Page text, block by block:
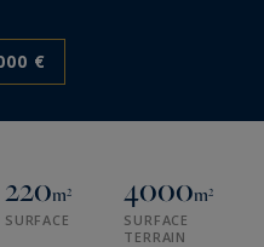
€
220m²
SURFACE
4000m²
SURFACE
TERRAIN